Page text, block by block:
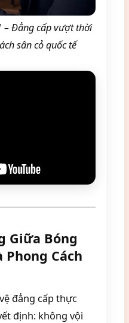
– Đẳng cấp vượt thời
sân cỏ quốc tế
Giữa Bóng
Cách
đẳng cấp thực
định: không vội